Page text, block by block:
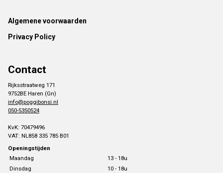
Footer
Algemene voorwaarden
Privacy Policy
Contact
Rijksstraatweg 171
9752BE Haren (Gn)
info@poggibonsi.nl
050-5350524
KvK: 70479496
VAT: NL858 335 785 B01
Openingstijden
Maandag
13 - 18u
Dinsdag
10 - 18u